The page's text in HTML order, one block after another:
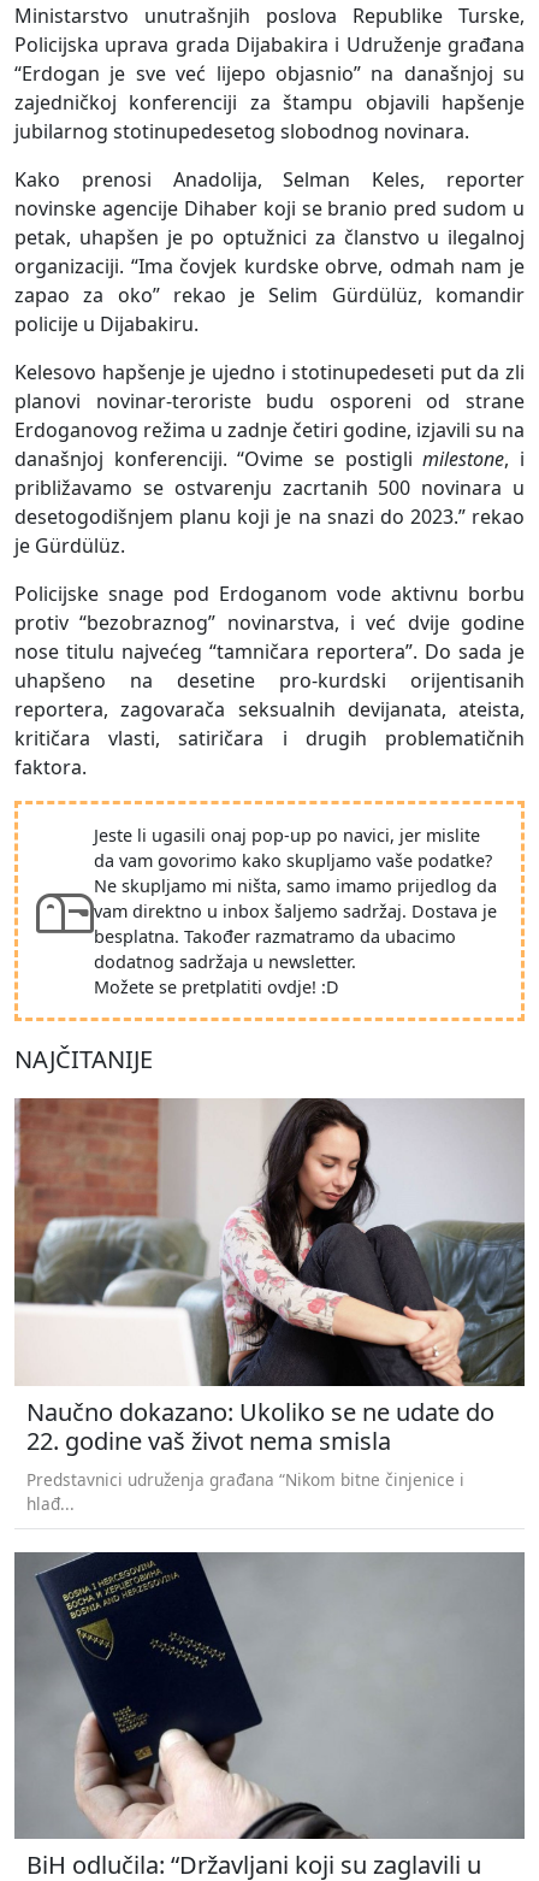
Ministarstvo unutrašnjih poslova Republike Turske,
Policijska uprava grada Dijabakira i Udruženje građana
“Erdogan je sve već lijepo objasnio” na današnjoj su
zajedničkoj konferenciji za štampu objavili hapšenje
jubilarnog stotinupedesetog slobodnog novinara.
Kako prenosi Anadolija, Selman Keles, reporter
novinske agencije Dihaber koji se branio pred sudom u
petak, uhapšen je po optužnici za članstvo u ilegalnoj
organizaciji. “Ima čovjek kurdske obrve, odmah nam je
zapao za oko” rekao je Selim Gürdülüz, komandir
policije u Dijabakiru.
Kelesovo hapšenje je ujedno i stotinupedeseti put da zli
planovi novinar-teroriste budu osporeni od strane
Erdoganovog režima u zadnje četiri godine, izjavili su na
današnjoj konferenciji. “Ovime se postiglimilestone, i
približavamo se ostvarenju zacrtanih 500 novinara u
desetogodišnjem planu koji je na snazi do 2023.” rekao
je Gürdülüz.
Policijske snage pod Erdoganom vode aktivnu borbu
protiv “bezobraznog” novinarstva, i već dvije godine
nose titulu najvećeg “tamničara reportera”. Do sada je
uhapšeno na desetine pro-kurdski orijentisanih
reportera, zagovarača seksualnih devijanata, ateista,
kritičara vlasti, satiričara i drugih problematičnih
faktora.
Jeste li ugasili onaj pop-up po navici, jer mislite
da vam govorimo kako skupljamo vaše podatke?
Ne skupljamo mi ništa, samo imamo prijedlog da
vam direktno u inbox šaljemo sadržaj. Dostava je
besplatna. Također razmatramo da ubacimo
dodatnog sadržaja u newsletter.
Možete se pretplatiti ovdje! :D
NAJČITANIJE
Naučno dokazano: Ukoliko se ne udate do
22. godine vaš život nema smisla
Predstavnici udruženja građana “Nikom bitne činjenice i
hlađ...
BiH odlučila: “Državljani koji su zaglavili u